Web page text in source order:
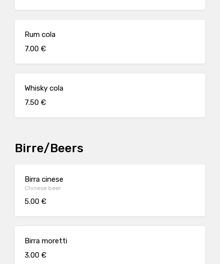
Rum cola
7.00 €
Whisky cola
7.50 €
Birre/Beers
Birra cinese
Chinese beer
5.00 €
Birra moretti
3.00 €